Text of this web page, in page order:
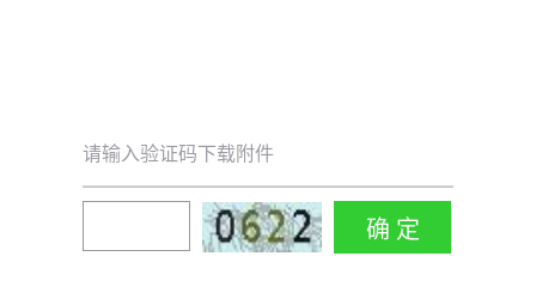
请输入验证码下载附件